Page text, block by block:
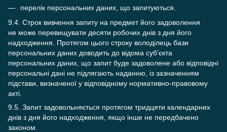
перелік персональних даних, що запитуються.
9.4. Строк вивчення запиту на предмет його задоволення
не може перевищувати десяти робочих днів з дня його
надходження. Протягом цього строку володілець бази
персональних даних доводить до відома суб’єкта
персональних даних, що запит буде задоволене або відповідні
персональні дані не підлягають наданню, із зазначенням
підстави, визначеної у відповідному нормативно-правовому
акті.
9.5. Запит задовольняється протягом тридцяти календарних
днів з дня його надходження, якщо інше не передбачено
законом.